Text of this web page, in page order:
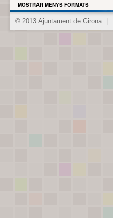
MOSTRAR MENYS FORMATS
© 2013 Ajuntament de Girona